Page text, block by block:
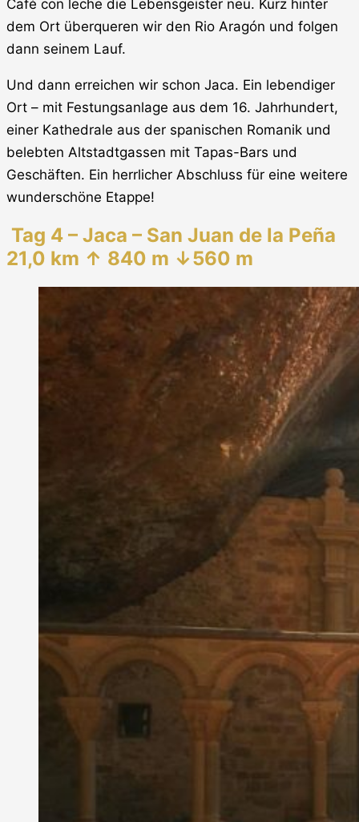
Café con leche die Lebensgeister neu. Kurz hinter
dem Ort überqueren wir den Rio Aragón und folgen
dann seinem Lauf.
Und dann erreichen wir schon Jaca. Ein lebendiger
Ort – mit Festungsanlage aus dem 16. Jahrhundert,
einer Kathedrale aus der spanischen Romanik und
belebten Altstadtgassen mit Tapas-Bars und
Geschäften. Ein herrlicher Abschluss für eine weitere
wunderschöne Etappe!
Tag 4 – Jaca – San Juan de la Peña
21,0 km ↑ 840 m ↓560 m